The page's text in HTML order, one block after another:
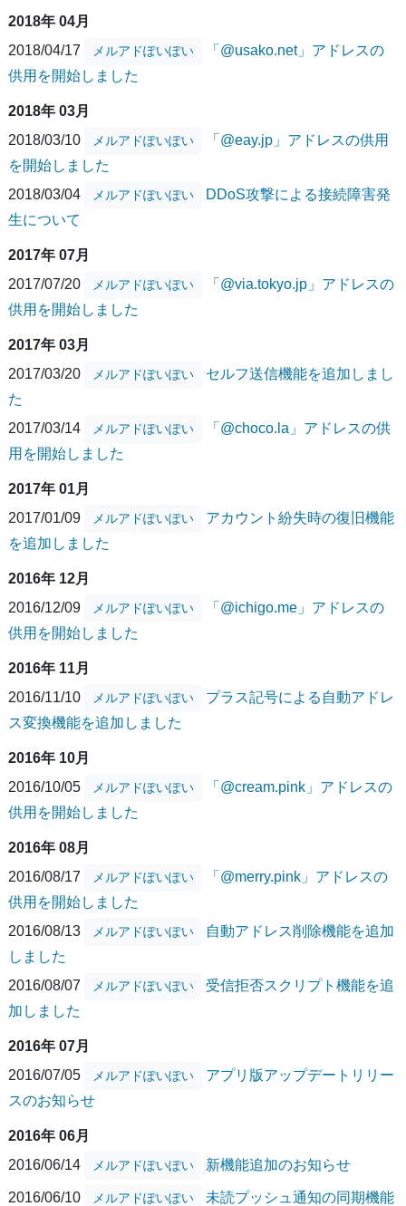
2018年 04月
2018/04/17
メルアドぽいぽい
「@usako.net」アドレスの
供用を開始しました
2018年 03月
2018/03/10
メルアドぽいぽい
「@eay.jp」アドレスの供用
を開始しました
2018/03/04
メルアドぽいぽい
DDoS攻撃による接続障害発
生について
2017年 07月
2017/07/20
メルアドぽいぽい
「@via.tokyo.jp」アドレスの
供用を開始しました
2017年 03月
2017/03/20
メルアドぽいぽい
セルフ送信機能を追加しまし
た
2017/03/14
メルアドぽいぽい
「@choco.la」アドレスの供
用を開始しました
2017年 01月
2017/01/09
メルアドぽいぽい
アカウント紛失時の復旧機能
を追加しました
2016年 12月
2016/12/09
メルアドぽいぽい
「@ichigo.me」アドレスの
供用を開始しました
2016年 11月
2016/11/10
メルアドぽいぽい
プラス記号による自動アドレ
ス変換機能を追加しました
2016年 10月
2016/10/05
メルアドぽいぽい
「@cream.pink」アドレスの
供用を開始しました
2016年 08月
2016/08/17
メルアドぽいぽい
「@merry.pink」アドレスの
供用を開始しました
2016/08/13
メルアドぽいぽい
自動アドレス削除機能を追加
しました
2016/08/07
メルアドぽいぽい
受信拒否スクリプト機能を追
加しました
2016年 07月
2016/07/05
メルアドぽいぽい
アプリ版アップデートリリー
スのお知らせ
2016年 06月
2016/06/14
メルアドぽいぽい 新機能追加のお知らせ
2016/06/10 メルアドぽいぽい
未読プッシュ通知の同期機能